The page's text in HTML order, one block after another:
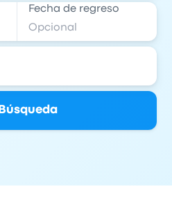
Fecha de regreso
Búsqueda